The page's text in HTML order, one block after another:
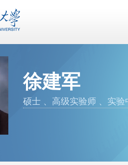
徐建军
硕士 、高级实验师 、实验